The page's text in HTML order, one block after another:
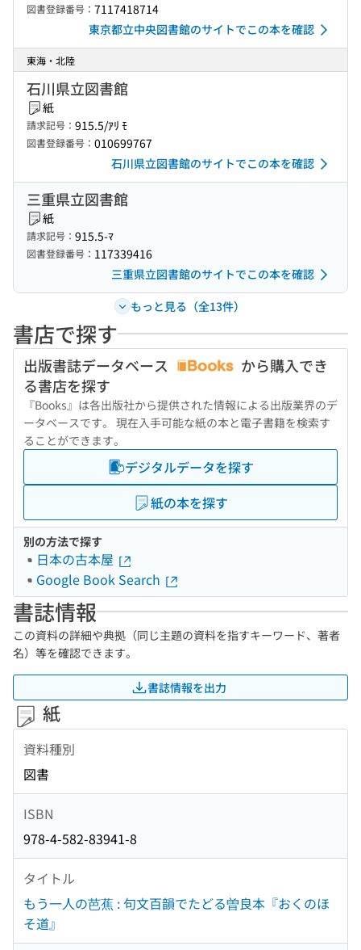
図書登録番号： 7117418714
東京都立中央図書館のサイトでこの本を確認
東海・北陸
石川県立図書館
紙
請求記号： 915.5/ｱﾘ ﾓ
図書登録番号： 010699767
石川県立図書館のサイトでこの本を確認
三重県立図書館
紙
請求記号： 915.5-ﾏ
図書登録番号： 117339416
三重県立図書館のサイトでこの本を確認
もっと見る（全13件）
書店で探す
出版書誌データベース
から購入でき
る書店を探す
『Books』は各出版社から提供された情報による出版業界のデ
ータベースです。 現在入手可能な紙の本と電子書籍を検索す
ることができます。
デジタルデータを探す
紙の本を探す
別の方法で探す
日本の古本屋
Google Book Search
書誌情報
この資料の詳細や典拠（同じ主題の資料を指すキーワード、著者
名）等を確認できます。
書誌情報を出力
紙
資料種別
図書
ISBN
978-4-582-83941-8
タイトル
もう一人の芭蕉 : 句文百韻でたどる曽良本『おくのほ
そ道』